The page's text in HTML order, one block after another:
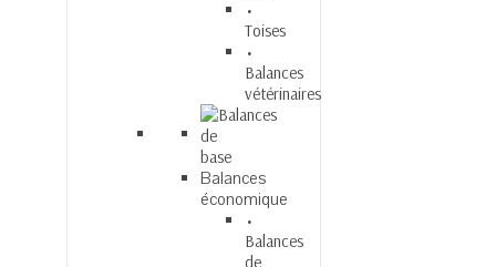
Toises
Balances
vétérinaires
Balances
économique
Balances
de